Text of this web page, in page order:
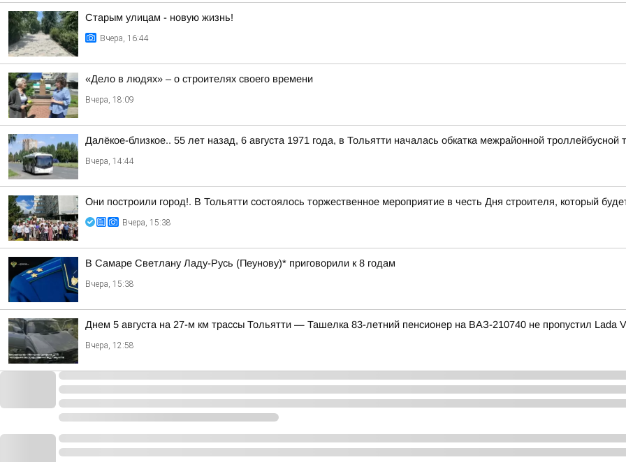
Старым улицам - новую жизнь!
Вчера, 16:44
«Дело в людях» – о строителях своего времени
Вчера, 18:09
Далёкое-близкое.. 55 лет назад, 6 августа 1971 года, в Тольятти началась обкатка межрайонной троллейбусной
Вчера, 14:44
Они построили город!. В Тольятти состоялось торжественное мероприятие в честь Дня строителя, который
Вчера, 15:38
В Самаре Светлану Ладу-Русь (Пеунову)* приговорили к 8 годам
Вчера, 15:38
Днем 5 августа на 27-м км трассы Тольятти — Ташелка 83-летний пенсионер на ВАЗ-210740 не пропустил Lada
Вчера, 12:58